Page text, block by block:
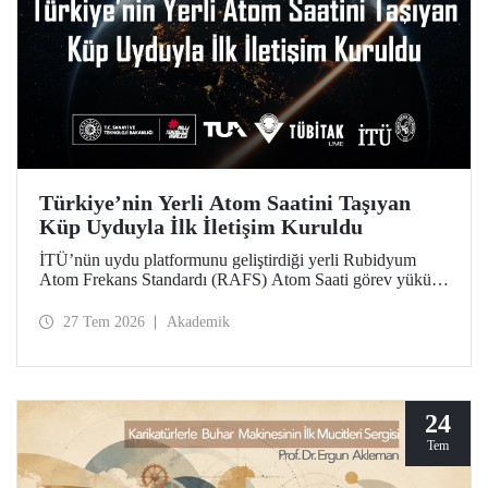
Türkiye’nin Yerli Atom Saatini Taşıyan
Küp Uyduyla İlk İletişim Kuruldu
İTÜ’nün uydu platformunu geliştirdiği yerli Rubidyum
Atom Frekans Standardı (RAFS) Atom Saati görev yükünü
başarılı şekilde iletişim kuruldu ve birçok telemetri alındı.
27 Tem 2026 Akademik
24
Tem